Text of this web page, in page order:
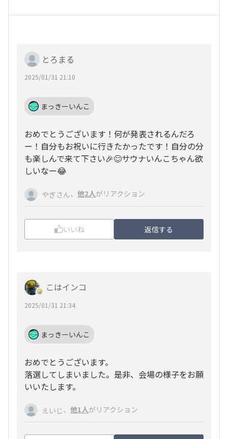
とろまる
2025/01/31 21:10
まっきーいんこ
おめでとうございます！何が発表されるんだろ
ー！自分もお祝いに行きたかったです！自分の分
も楽しんで来て下さい🎉😊サウナいんこちゃん欲
しいなー😂
やぎさん、 他2人がリアクション
いいね 返信する
こはインコ
2025/01/31 21:34
まっきーいんこ
おめでとうございます。
落選してしまいました。是非、会場の様子をお願
いいたします。
えいじ、 他1人がリアクション